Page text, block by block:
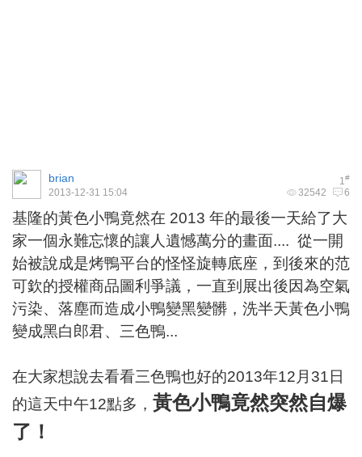
1#
brian
32542 6
2013-12-31 15:04
基隆的黃色小鴨竟然在 2013 年的最後一天給了大
家一個永難忘懷的讓人遺憾萬分的畫面.... 從一開
始被說成是烤鴨平台的怪怪旋轉底座，到後來的范
可欽的授權商品圖利爭議，一直到展出後因為空氣
污染、落塵而造成小鴨變黑變髒，洗半天黃色小鴨
變成黑白郎君、三色鴨...
在大家想說去看看三色鴨也好的2013年12月31日
的這天中午12點多， 黃色小鴨竟然突然自爆
了！